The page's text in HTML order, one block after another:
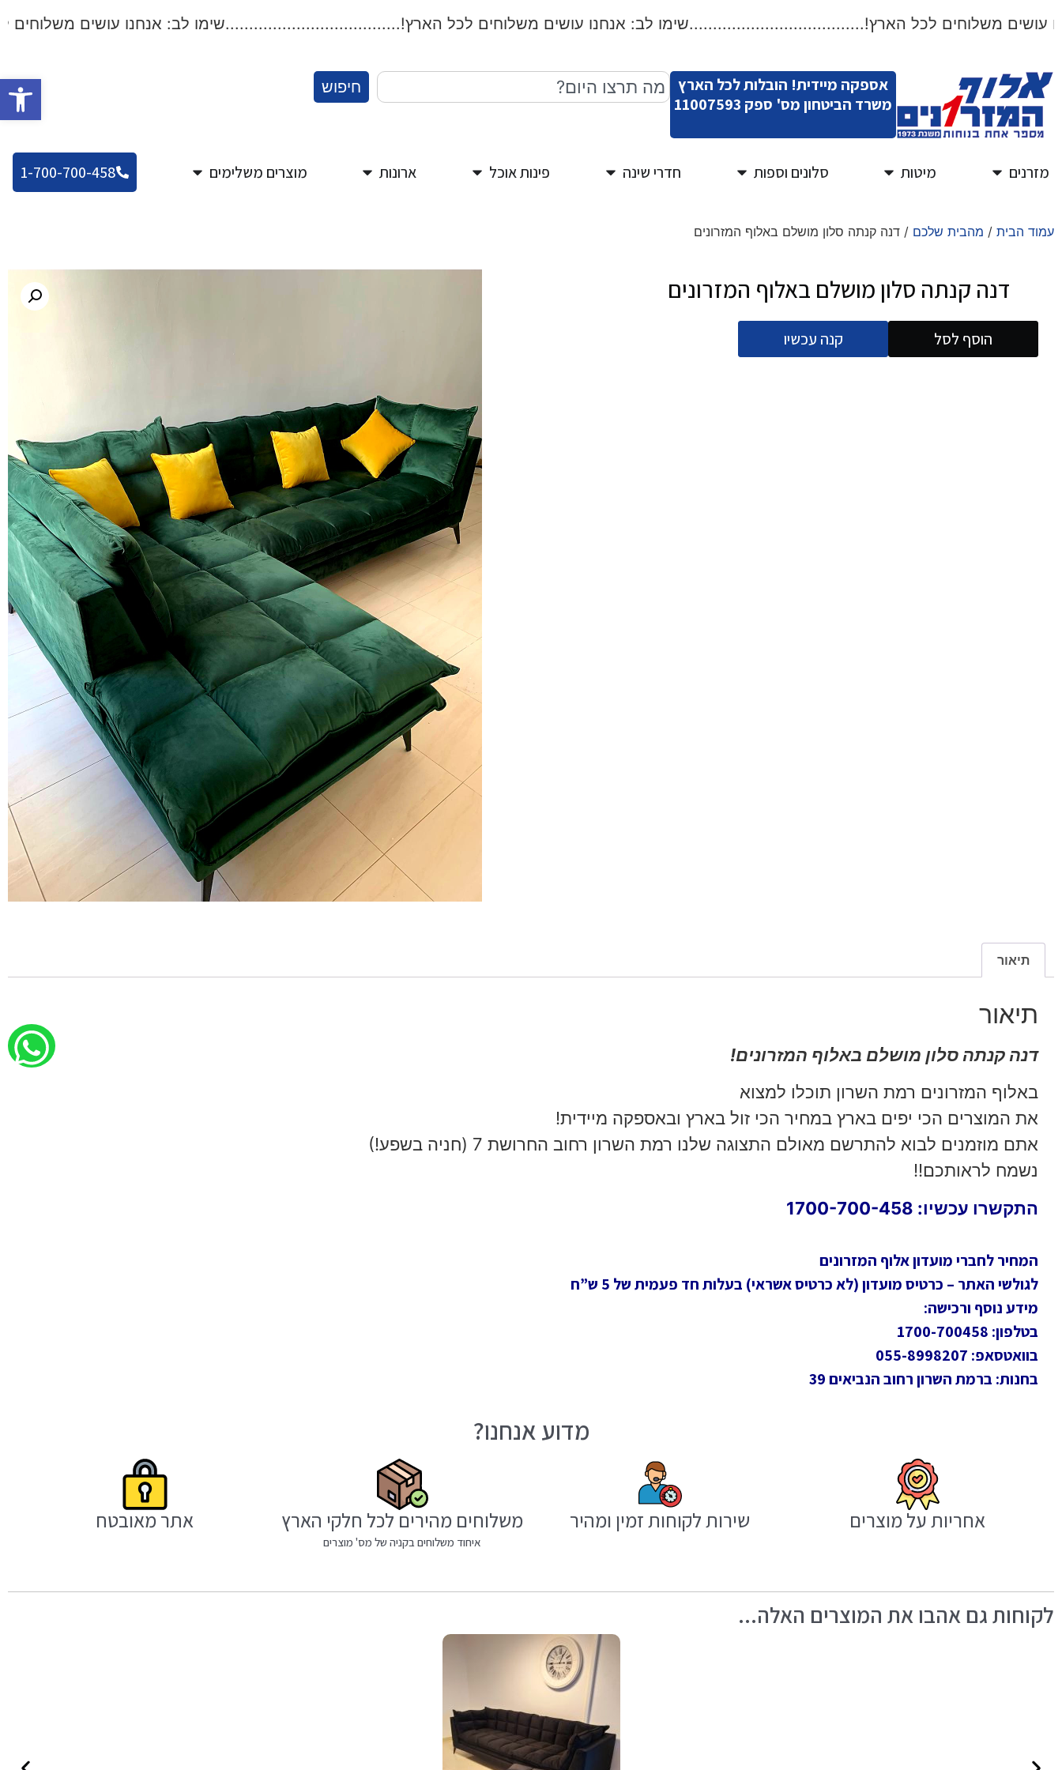
פתח
עושים משלוחים לכל הארץ!.....................................שימו לב: אנחנו עושים משלוחים לכל הארץ!.....................................שימו לב: אנחנו עושים
אספקה מיידית! הובלות לכל הארץ
משרד הביטחון מס' ספק 11007593
חיפוש
מזרנים מיטות סלונים וספות חדרי שינה פינות אוכל ארונות מוצרים משלימים 1-700-700-458
עמוד הבית / מהבית שלכם / דנה קנתה סלון מושלם באלוף המזרונים
דנה קנתה סלון מושלם באלוף המזרונים
הוסף לסל קנה עכשיו
תיאור
תיאור
דנה קנתה סלון מושלם באלוף המזרונים!
באלוף המזרונים רמת השרון תוכלו למצוא
את המוצרים הכי יפים בארץ במחיר הכי זול בארץ ובאספקה מיידית!
אתם מוזמנים לבוא להתרשם מאולם התצוגה שלנו רמת השרון רחוב החרושת 7 (חניה בשפע!)
נשמח לראותכם!!
התקשרו עכשיו: 1700-700-458
המחיר לחברי מועדון אלוף המזרונים
לגולשי האתר – כרטיס מועדון (לא כרטיס אשראי) בעלות חד פעמית של 5 ש”ח
מידע נוסף ורכישה:
בטלפון: 1700-700458
בוואטסאפ: 055-8998207
בחנות: ברמת השרון רחוב הנביאים 39
מדוע אנחנו?
אחריות על מוצרים שירות לקוחות זמין ומהיר משלוחים מהירים לכל חלקי הארץ
איחוד משלוחים בקניה של מס' מוצרים
אתר מאובטח
לקוחות גם אהבו את המוצרים האלה...